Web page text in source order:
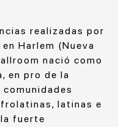
realizadas por
Harlem (Nueva
nació como
en pro de la
latinas e
fuerte